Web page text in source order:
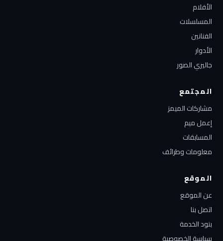
الأفلام
المسلسلات
الفنانين
الأدوار
جاليري الصور
المجتمع
مشاركات الميمز
إعمل ميم
المسابقات
معلومات وطرائف
الموقع
عن الموقع
اتصل بنا
بنود الخدمة